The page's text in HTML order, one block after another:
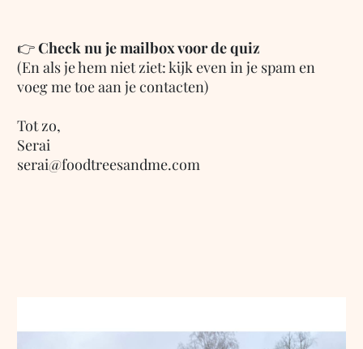
👉Check nu je mailbox voor de quiz
(En als je hem niet ziet: kijk even in je spam en
voeg me toe aan je contacten)
Tot zo,
Serai
serai@foodtreesandme.com